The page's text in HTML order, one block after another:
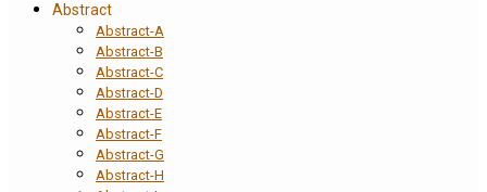
Abstract
Abstract-A
Abstract-B
Abstract-C
Abstract-D
Abstract-E
Abstract-F
Abstract-G
Abstract-H